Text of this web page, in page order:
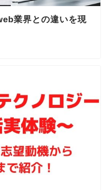
業界との違いを現